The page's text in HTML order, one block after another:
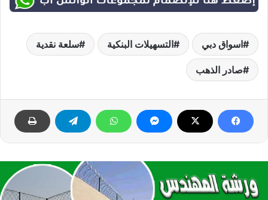
اسواق دبي التسهيلات البنكية سلعة نقدية
صادر الذهب